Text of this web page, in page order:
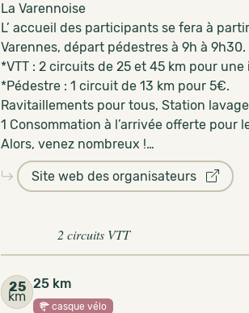
La Varennoise
L’ accueil des participants se fera à
Varennes, départ pédestres à 9h à 9h30.
*VTT : 2 circuits de 25 et 45 km pour
*Pédestre : 1 circuit de 13 km pour 5€.
Ravitaillements pour tous, Station
1 Consommation à l’arrivée offerte pour
Alors, venez nombreux !…
Site web des organisateurs
2 circuits VTT
25
km
25 km
casque vélo